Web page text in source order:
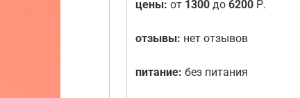
цены: от 1300 до 6200 Р.
отзывы: нет отзывов
питание: без питания